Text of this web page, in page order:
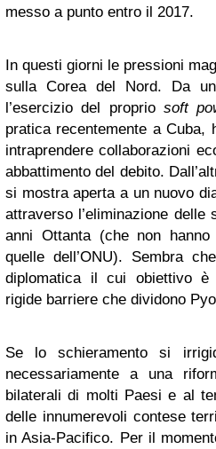
messo a punto entro il 2017.
In questi giorni le pressioni
sulla Corea del Nord. Da
l’esercizio del proprio soft
pratica recentemente a Cuba,
intraprendere collaborazioni
abbattimento del debito.
si mostra aperta a un nuovo
attraverso l’eliminazione delle
anni Ottanta (che non
quelle dell’ONU). Sembra
diplomatica il cui obiettivo
rigide barriere che dividono
Se lo schieramento si
necessariamente a una
bilaterali di molti Paesi e al
delle innumerevoli contese
in Asia-Pacifico. Per il